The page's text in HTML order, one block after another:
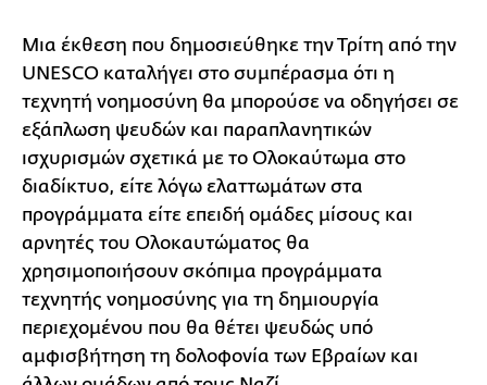
Μια έκθεση που δημοσιεύθηκε την Τρίτη από την
UNESCO καταλήγει στο συμπέρασμα ότι η
τεχνητή νοημοσύνη θα μπορούσε να οδηγήσει σε
εξάπλωση ψευδών και παραπλανητικών
ισχυρισμών σχετικά με το Ολοκαύτωμα στο
διαδίκτυο, είτε λόγω ελαττωμάτων στα
προγράμματα είτε επειδή ομάδες μίσους και
αρνητές του Ολοκαυτώματος θα
χρησιμοποιήσουν σκόπιμα προγράμματα
τεχνητής νοημοσύνης για τη δημιουργία
περιεχομένου που θα θέτει ψευδώς υπό
αμφισβήτηση τη δολοφονία των Εβραίων και